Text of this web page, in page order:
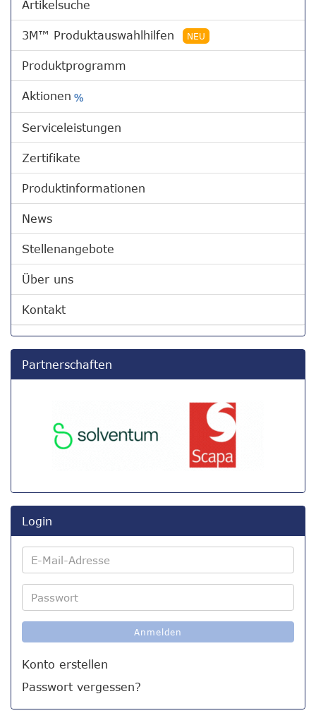
Artikelsuche
3M™ Produktauswahlhilfen NEU
Produktprogramm
Aktionen %
Serviceleistungen
Zertifikate
Produktinformationen
News
Stellenangebote
Über uns
Kontakt
Partnerschaften
Login
E-
Mail-
Passwort
Anmelden
Konto erstellen
Passwort vergessen?